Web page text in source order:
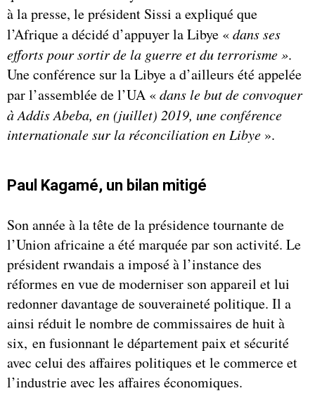
à la presse, le président Sissi a expliqué que
l’Afrique a décidé d’appuyer la Libye «dans ses
efforts pour sortir de la guerre et du terrorisme ».
Une conférence sur la Libye a d’ailleurs été appelée
par l’assemblée de l’UA «dans le but de convoquer
à Addis Abeba, en (juillet) 2019, une conférence
internationale sur la réconciliation en Libye ».
Paul Kagamé, un bilan mitigé
Son année à la tête de la présidence tournante de
l’Union africaine a été marquée par son activité. Le
président rwandais a imposé à l’instance des
réformes en vue de moderniser son appareil et lui
redonner davantage de souveraineté politique. Il a
ainsi réduit le nombre de commissaires de huit à
six, en fusionnant le département paix et sécurité
avec celui des affaires politiques et le commerce et
l’industrie avec les affaires économiques.